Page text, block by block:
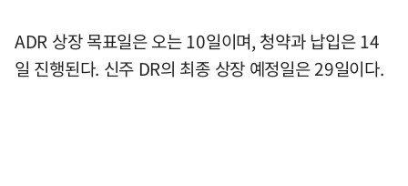
ADR 상장 목표일은 오는 10일이며, 청약과 납입은 14
일 진행된다. 신주 DR의 최종 상장 예정일은 29일이다.